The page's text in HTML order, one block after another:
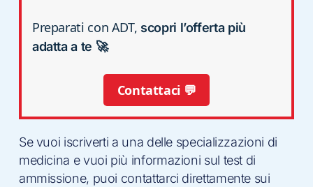
Preparati con ADT, scopri l’offerta più
adatta a te 🚀
Contattaci 💬
Se vuoi iscriverti a una delle specializzazioni di
medicina e vuoi più informazioni sul test di
ammissione, puoi contattarci direttamente sui